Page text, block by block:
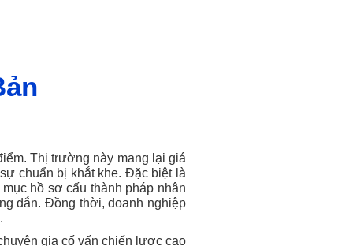
Thị trường này mang lại giá
chuẩn bị khắt khe. Đặc biệt là
hồ sơ cấu thành pháp nhân
đắn. Đồng thời, doanh nghiệp
gia cố vấn chiến lược cao